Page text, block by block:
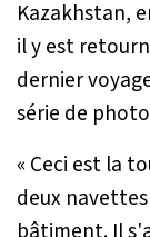
Kazakhstan,
il y est
dernier
série de
« Ceci est la
deux